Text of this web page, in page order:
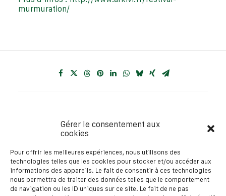
Gérer le consentement aux
cookies
Pour offrir les meilleures expériences, nous utilisons des
technologies telles que les cookies pour stocker et/ou accéder aux
informations des appareils. Le fait de consentir à ces technologies
nous permettra de traiter des données telles que le comportement
de navigation ou les ID uniques sur ce site. Le fait de ne pas
murmuration/
Précédent Suivant